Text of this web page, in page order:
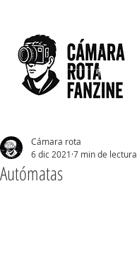
Autómatas
Cámara rota
6 dic 2021 7 min de lectura